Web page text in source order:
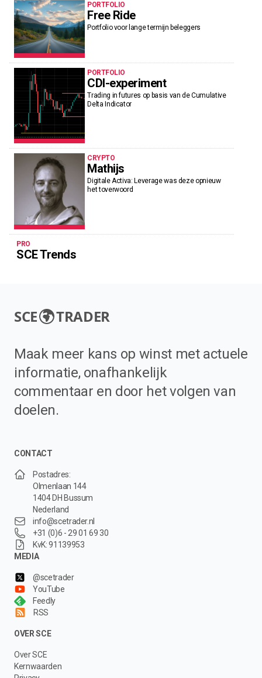
PORTFOLIO
Free Ride
Portfolio voor lange termijn beleggers
PORTFOLIO
CDI-experiment
Trading in futures op basis van de Cumulative
Delta Indicator
CRYPTO
Mathijs
Digitale Activa: Leverage was deze opnieuw
het toverwoord
PRO
SCE Trends
SCE TRADER
Maak meer kans op winst met actuele
informatie, onafhankelijk
commentaar en door het volgen van
doelen.
CONTACT
Postadres:
Olmenlaan 144
1404 DH Bussum
Nederland
info@scetrader.nl
+31 (0)6 - 29 01 69 30
KvK: 91139953
MEDIA
@scetrader
YouTube
Feedly
RSS
OVER SCE
Over SCE
Kernwaarden